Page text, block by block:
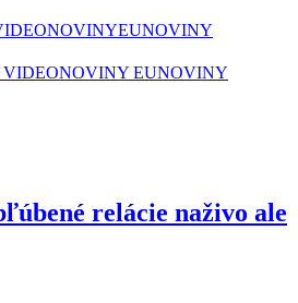
EUNOVINY
VIDEONOVINY EUNOVINY
relácie naživo ale